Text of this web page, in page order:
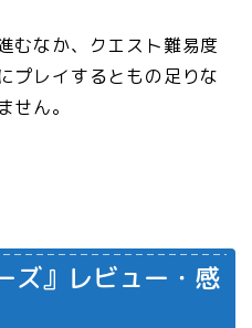
むなか、クエスト難易度
プレイするともの足りな
せん。
ズ』レビュー・感